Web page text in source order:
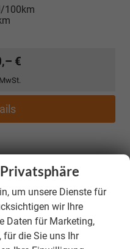
100km
€
FÜR
AB 50%! 1.0 TSI
Parksensoren
um unsere Dienste für
wir Ihre
Daten für Marketing,
die Sie uns Ihr